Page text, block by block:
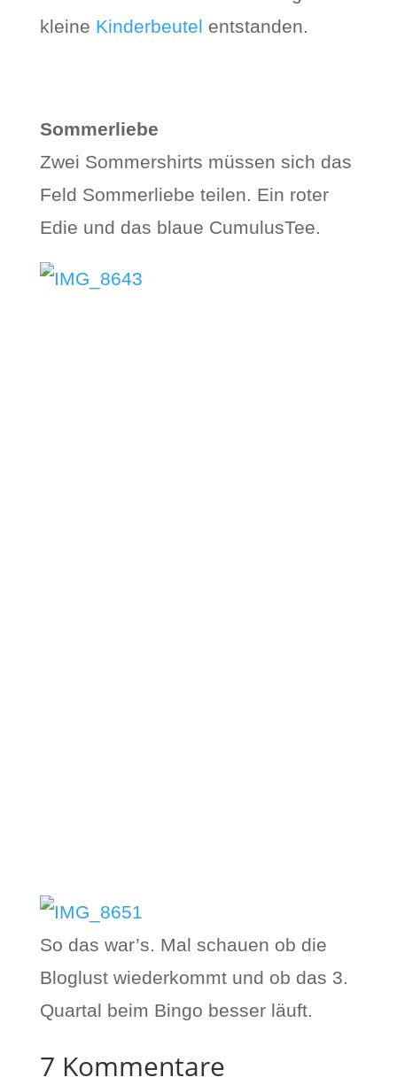
kleine Kinderbeutel entstanden.
Sommerliebe
Zwei Sommershirts müssen sich das
Feld Sommerliebe teilen. Ein roter
Edie und das blaue CumulusTee.
So das war’s. Mal schauen ob die
Bloglust wiederkommt und ob das 3.
Quartal beim Bingo besser läuft.
7 Kommentare